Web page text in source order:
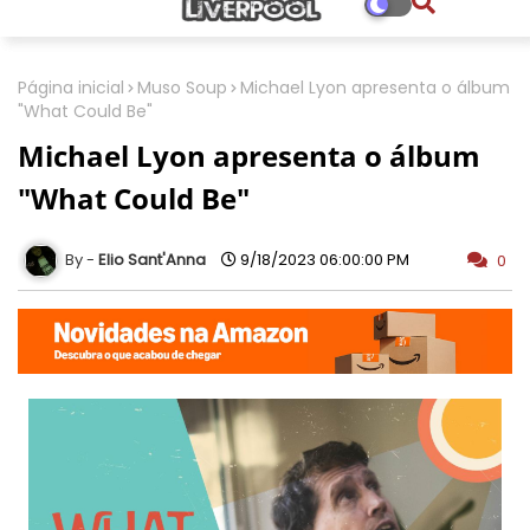
Página inicial Muso Soup
Michael Lyon apresenta o álbum
"What Could Be"
Michael Lyon apresenta o álbum
"What Could Be"
Elio Sant'Anna 9/18/2023 06:00:00 PM 0